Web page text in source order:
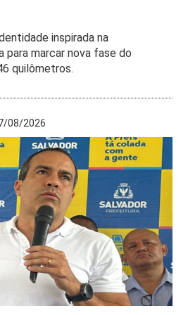
inspirada na
para marcar nova fase do
quilômetros.
08/2026